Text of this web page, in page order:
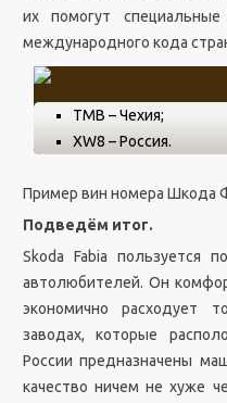
их помогут
международного кода
ТМВ – Чехия;
XW8 – Россия.
Пример вин номера Шкода
Подведём итог.
Skoda Fabia пользуется
автолюбителей. Он
экономично расходует
заводах, которые
России предназначены
качество ничем не хуже